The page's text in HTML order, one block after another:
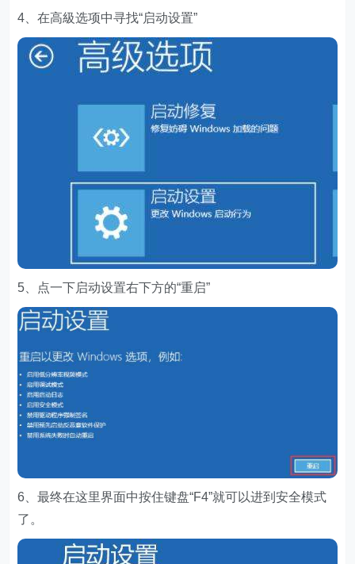
4、在高級选项中寻找“启动设置”
5、点一下启动设置右下方的“重启”
6、最终在这里界面中按住键盘“F4”就可以进到安全模式
了。